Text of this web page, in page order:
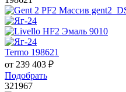
Termo 198621
от 239 403 ₽
Подобрать
321967